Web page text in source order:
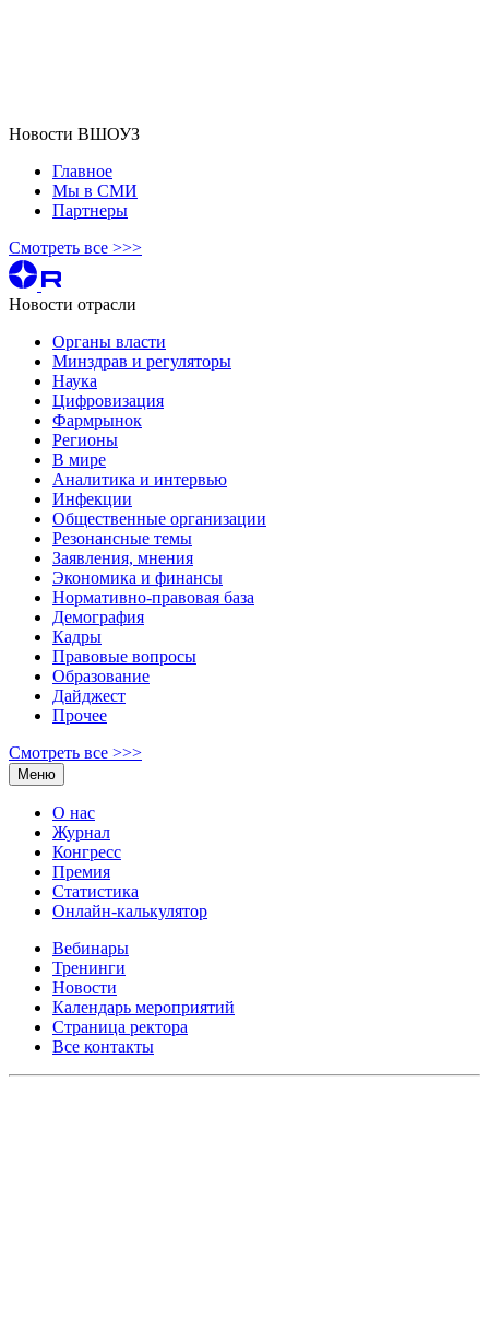
Новости ВШОУЗ
Главное
Мы в СМИ
Партнеры
Смотреть все >>>
Новости отрасли
Органы власти
Минздрав и регуляторы
Наука
Цифровизация
Фармрынок
Регионы
В мире
Аналитика и интервью
Инфекции
Общественные организации
Резонансные темы
Заявления, мнения
Экономика и финансы
Нормативно-правовая база
Демография
Кадры
Правовые вопросы
Образование
Дайджест
Прочее
Смотреть все >>>
Меню
О нас
Журнал
Конгресс
Премия
Статистика
Онлайн-калькулятор
Вебинары
Тренинги
Новости
Календарь мероприятий
Страница ректора
Все контакты